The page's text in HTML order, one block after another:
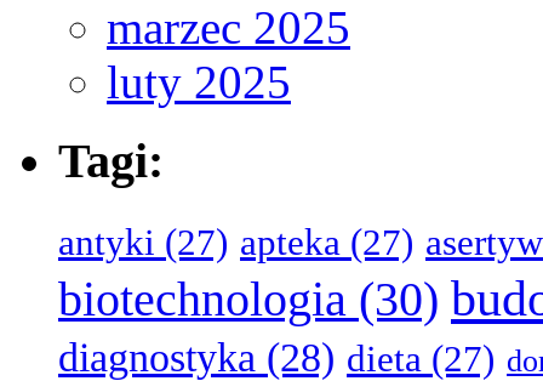
marzec 2025
luty 2025
Tagi:
antyki (27) apteka (27)
biotechnologia (30)
diagnostyka (28) dieta (27)